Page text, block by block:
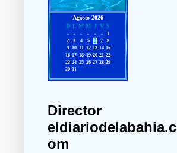
Director
eldiariodelabahia.c
om